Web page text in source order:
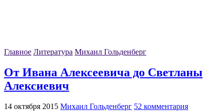
Главное Литература Михаил Гольденберг
От Ивана Алексеевича до Светланы
Алексиевич
14 октября 2015 Михаил Гольденберг 52 комментария